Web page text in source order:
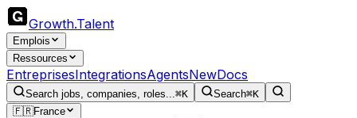
Growth.Talent
Emplois
Ressources
EntreprisesIntegrationsAgentsNewDocs
Search jobs, companies, roles...⌘K Search⌘K
🇫🇷France